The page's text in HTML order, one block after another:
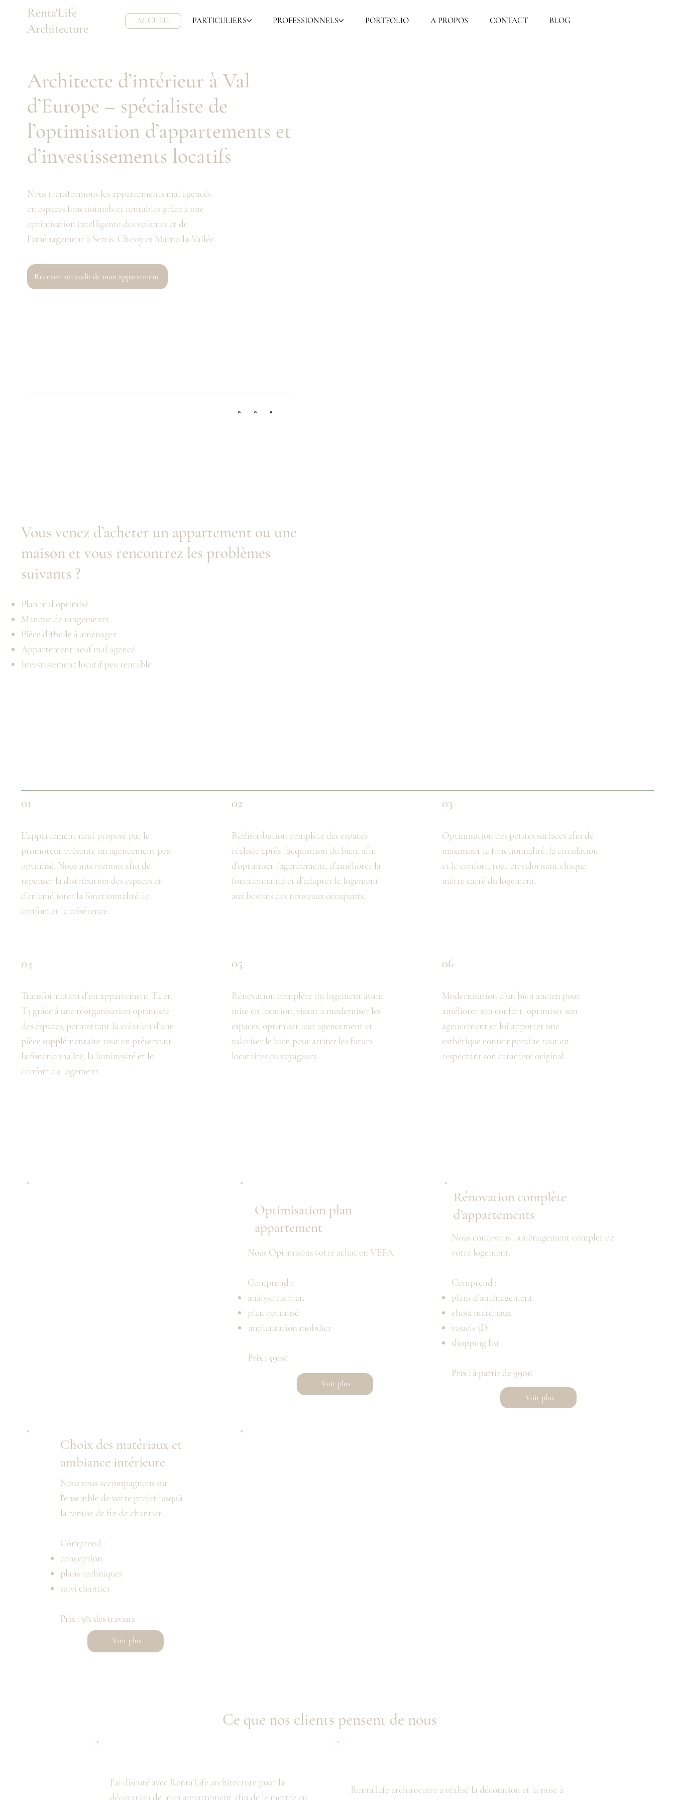
Renta'Life
Architecture
ACCUEIL PARTICULIERS PROFESSIONNELS PORTFOLIO A PROPOS CONTACT BLOG
Architecte d’intérieur à Val
d’Europe – spécialiste de
l’optimisation d’appartements et
d’investissements locatifs
Nous transformons les appartements mal agencés
en espaces fonctionnels et rentables grâce à une
optimisation intelligente des volumes et de
l’aménagement à Serris, Chessy et Marne-la-Vallée.
Recevoir un audit de mon appartement
Optimisation plan
appartement
Nous Optimisons votre achat en VEFA.
Comprend :
analyse du plan
plan optimisé
implantation mobilier
Prix : 590€
Voir plus
Rénovation complète
d’appartements
Nous concevons l'aménagement complet de
votre logement.
Comprend :
plans d’aménagement
choix matériaux
visuels 3D
shopping list
Prix : à partir de 990€
Voir plus
Choix des matériaux et
ambiance intérieure
Nous vous accompagnons sur
l'ensemble de votre projet jusqu'à
la remise de fin de chantier.
Comprend :
conception
plans techniques
suivi chantier
Prix : 9% des travaux
Voir plus
Vous venez d’acheter un appartement ou une
maison et vous rencontrez les problèmes
suivants ?
Plan mal optimisé
Manque de rangements
Pièce difficile à aménager
Appartement neuf mal agencé
Investissement locatif peu rentable
L’appartement neuf proposé par le
promoteur présente un agencement peu
optimisé. Nous intervenons afin de
repenser la distribution des espaces et
d’en améliorer la fonctionnalité, le
confort et la cohérence.
01
Redistribution complète des espaces
réalisée après l’acquisition du bien, afin
d’optimiser l’agencement, d’améliorer la
fonctionnalité et d’adapter le logement
aux besoins des nouveaux occupants.
02
Optimisation des petites surfaces afin de
maximiser la fonctionnalité, la circulation
et le confort, tout en valorisant chaque
mètre carré du logement.
03
Transformation d’un appartement T2 en
T3 grâce à une réorganisation optimisée
des espaces, permettant la création d’une
pièce supplémentaire tout en préservant
la fonctionnalité, la luminosité et le
confort du logement.
04
Rénovation complète du logement avant
mise en location, visant à moderniser les
espaces, optimiser leur agencement et
valoriser le bien pour attirer les futurs
locataires ou voyageurs.
05
Modernisation d’un bien ancien pour
améliorer son confort, optimiser son
agencement et lui apporter une
esthétique contemporaine tout en
respectant son caractère original.
06
Ce que nos clients pensent de nous
J'ai discuté avec Renta'Life architecture pour la
décoration de mon appartement afin de le mettre en
Renta'Life architecture a réalisé la décoration et la mise à